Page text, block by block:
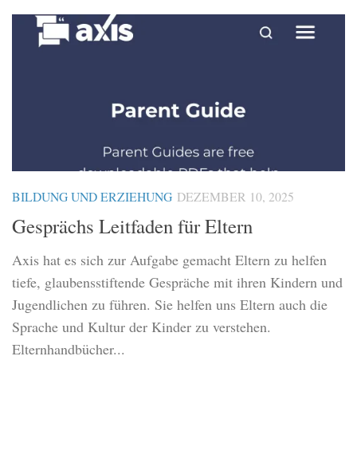
BILDUNG UND ERZIEHUNG DEZEMBER 10, 2025
Gesprächs Leitfaden für Eltern
Axis hat es sich zur Aufgabe gemacht Eltern zu helfen
tiefe, glaubensstiftende Gespräche mit ihren Kindern und
Jugendlichen zu führen. Sie helfen uns Eltern auch die
Sprache und Kultur der Kinder zu verstehen.
Elternhandbücher...